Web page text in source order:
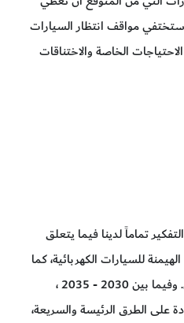
مواقف انتظار السيارات
الخاصة والاختناقات
تماماً لدينا فيما يتعلق
للسيارات الكهربائية، كما
ستصبح المدن أكثر هدوءاً من الآن. وفيما بين 2030 - 2035 ،
على الطرق الرئيسة والسريعة،